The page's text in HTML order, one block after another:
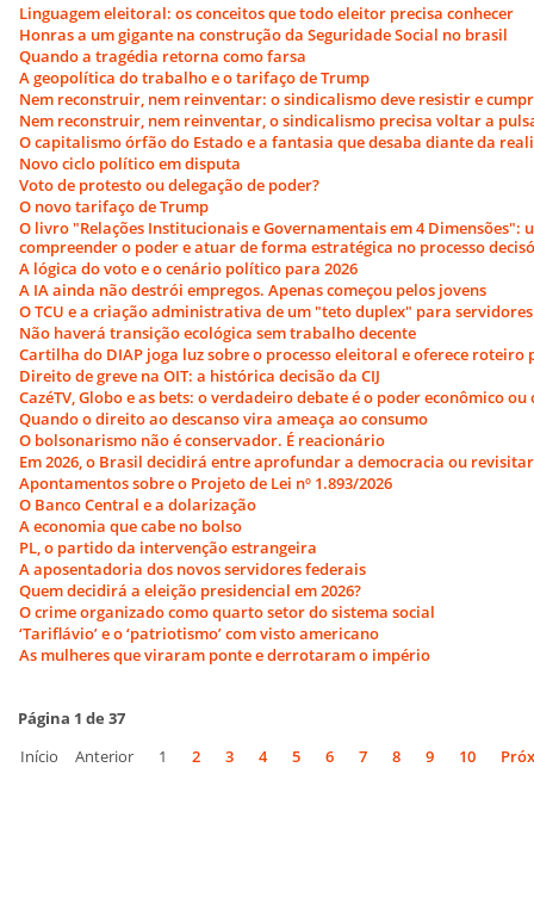
Linguagem eleitoral: os conceitos que todo eleitor precisa conhecer
Honras a um gigante na construção da Seguridade Social no brasil
Quando a tragédia retorna como farsa
A geopolítica do trabalho e o tarifaço de Trump
Nem reconstruir, nem reinventar: o sindicalismo deve resistir e
Nem reconstruir, nem reinventar, o sindicalismo precisa voltar a
O capitalismo órfão do Estado e a fantasia que desaba diante da
Novo ciclo político em disputa
Voto de protesto ou delegação de poder?
O novo tarifaço de Trump
O livro "Relações Institucionais e Governamentais em 4 Dimensões":
compreender o poder e atuar de forma estratégica no processo
A lógica do voto e o cenário político para 2026
A IA ainda não destrói empregos. Apenas começou pelos jovens
O TCU e a criação administrativa de um "teto duplex" para
Não haverá transição ecológica sem trabalho decente
Cartilha do DIAP joga luz sobre o processo eleitoral e oferece roteiro
Direito de greve na OIT: a histórica decisão da CIJ
CazéTV, Globo e as bets: o verdadeiro debate é o poder econômico
Quando o direito ao descanso vira ameaça ao consumo
O bolsonarismo não é conservador. É reacionário
Em 2026, o Brasil decidirá entre aprofundar a democracia ou
Apontamentos sobre o Projeto de Lei nº 1.893/2026
O Banco Central e a dolarização
A economia que cabe no bolso
PL, o partido da intervenção estrangeira
A aposentadoria dos novos servidores federais
Quem decidirá a eleição presidencial em 2026?
O crime organizado como quarto setor do sistema social
‘Tariflávio’ e o ‘patriotismo’ com visto americano
As mulheres que viraram ponte e derrotaram o império
Página 1 de 37
Início
Anterior 1 2 3 4 5 6 7 8 9 10